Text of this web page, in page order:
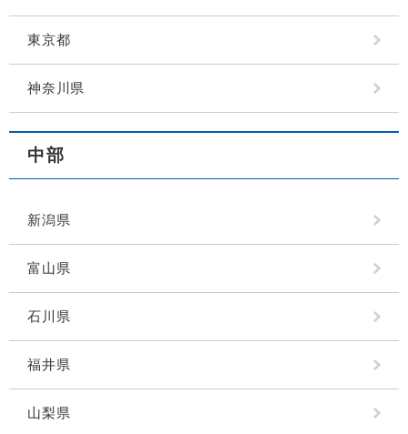
東京都
神奈川県
中部
新潟県
富山県
石川県
福井県
山梨県